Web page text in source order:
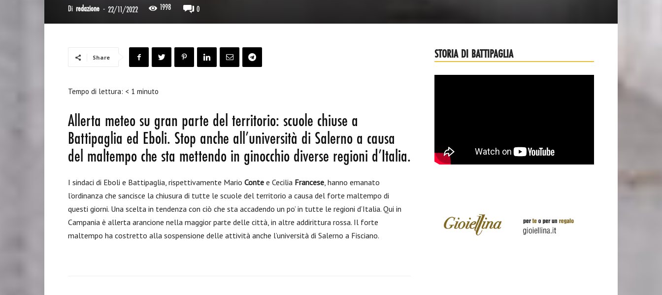
Di redazione - 22/11/2022 1998 0
Share
Tempo di lettura: < 1 minuto
Allerta meteo su gran parte del territorio: scuole chiuse a
Battipaglia ed Eboli. Stop anche all’università di Salerno a causa
del maltempo che sta mettendo in ginocchio diverse regioni d’Italia.
I sindaci di Eboli e Battipaglia, rispettivamente Mario Conte e Cecilia Francese, hanno emanato
l’ordinanza che sancisce la chiusura di tutte le scuole del territorio a causa del forte maltempo di
questi giorni. Una scelta in tendenza con ciò che sta accadendo un po’ in tutte le regioni d’Italia. Qui in
Campania è allerta arancione nella maggior parte delle città, in altre addirittura rossa. Il forte
maltempo ha costretto alla sospensione delle attività anche l’università di Salerno a Fisciano.
STORIA DI BATTIPAGLIA